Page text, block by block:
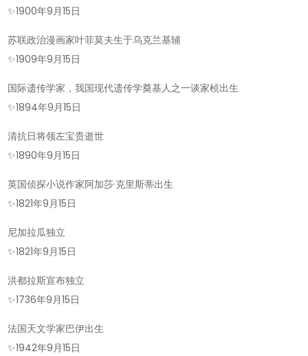
✨1900年9月15日
苏联政治漫画家叶菲莫夫生于乌克兰基辅
✨1909年9月15日
国际遗传学家，我国现代遗传学奠基人之一谈家桢出生
✨1894年9月15日
清抗日将领左宝贵逝世
✨1890年9月15日
英国侦探小说作家阿加莎·克里斯蒂出生
✨1821年9月15日
尼加拉瓜独立
✨1821年9月15日
洪都拉斯宣布独立
✨1736年9月15日
法国天文学家巴伊出生
✨1942年9月15日